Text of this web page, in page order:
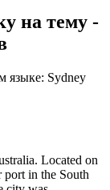
на тему -
языке: Sydney
Located on
port in the South